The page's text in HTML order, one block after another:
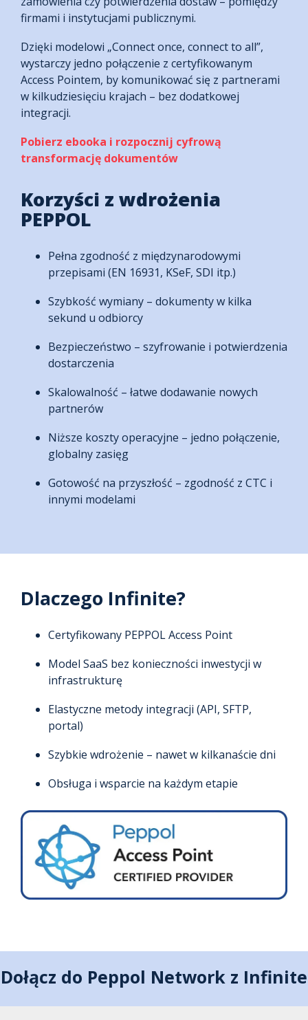
firmami i instytucjami publicznymi.
Dzięki modelowi „Connect once, connect to all”,
wystarczy jedno połączenie z certyfikowanym
Access Pointem, by komunikować się z partnerami
w kilkudziesięciu krajach – bez dodatkowej
integracji.
Pobierz ebooka i rozpocznij cyfrową
transformację dokumentów
Korzyści z wdrożenia
PEPPOL
Pełna zgodność z międzynarodowymi
przepisami (EN 16931, KSeF, SDI itp.)
Szybkość wymiany – dokumenty w kilka
sekund u odbiorcy
Bezpieczeństwo – szyfrowanie i potwierdzenia
dostarczenia
Skalowalność – łatwe dodawanie nowych
partnerów
Niższe koszty operacyjne – jedno połączenie,
globalny zasięg
Gotowość na przyszłość – zgodność z CTC i
innymi modelami
Dlaczego Infinite?
Certyfikowany PEPPOL Access Point
Model SaaS bez konieczności inwestycji w
infrastrukturę
Elastyczne metody integracji (API, SFTP,
portal)
Szybkie wdrożenie – nawet w kilkanaście dni
Obsługa i wsparcie na każdym etapie
Dołącz do Peppol Network z Infinite